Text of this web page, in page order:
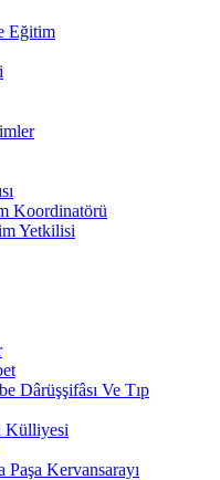
Eğitim
Koordinatörü
Yetkilisi
Dârüşşifâsı Ve Tıp
Külliyesi
Paşa Kervansarayı